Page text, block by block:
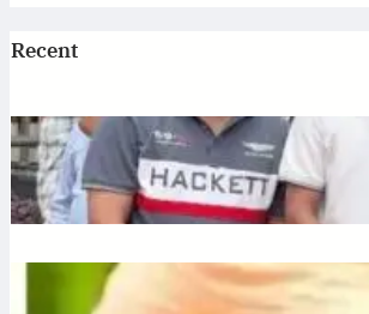
Recent
Jagannath: एटी पैलेस में भगवान जगन्नाथ की
अरुण साव ने रथ यात्रा को दिखाई हरी झंडी
July 10, 2026.Ronit Sharma
Plantation: यूपी में 12 जुलाई को लगेंगे 35
अभियान की शुरुआत